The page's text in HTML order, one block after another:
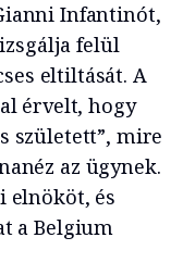
Infantinót,
felül
eltiltását. A
érvelt, hogy
született”, mire
az ügynek.
elnököt, és
a Belgium